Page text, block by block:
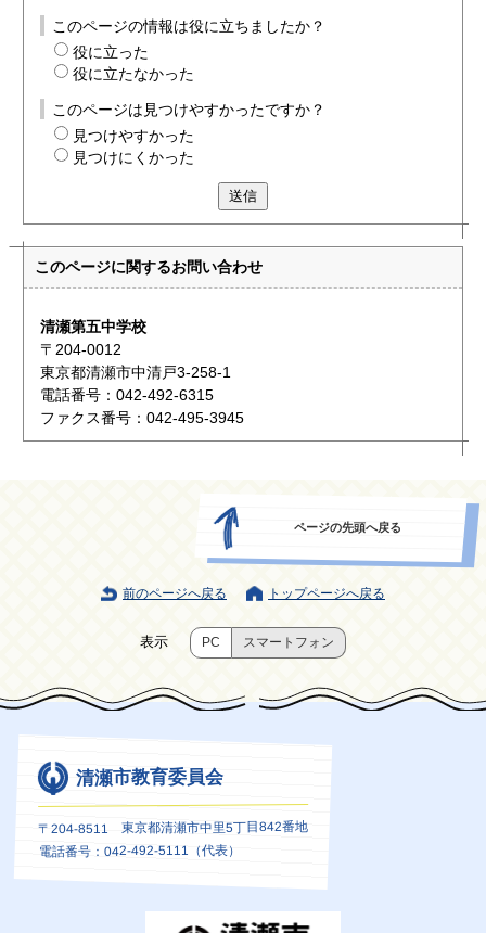
このページの情報は役に立ちましたか？
役に立った
役に立たなかった
このページは見つけやすかったですか？
見つけやすかった
見つけにくかった
送信
このページに関するお問い合わせ
清瀬第五中学校
〒204-0012
東京都清瀬市中清戸3-258-1
電話番号：042-492-6315
ファクス番号：042-495-3945
ページの先頭へ戻る
前のページへ戻る トップページへ戻る
表示 PC スマートフォン
清瀬市教育委員会
〒204-8511 東京都清瀬市中里5丁目842番地
電話番号：042-492-5111（代表）